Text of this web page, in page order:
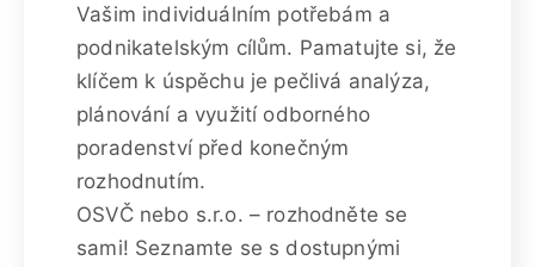
Vašim individuálním potřebám a
podnikatelským cílům. Pamatujte si, že
klíčem k úspěchu je pečlivá analýza,
plánování a využití odborného
poradenství před konečným
rozhodnutím.
OSVČ nebo s.r.o. – rozhodněte se
sami! Seznamte se s dostupnými